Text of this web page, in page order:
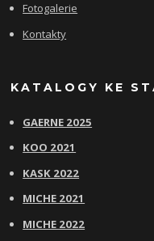
Fotogalerie
Kontakty
KATALOGY KE
GAERNE 2025
KOO 2021
KASK 2022
MICHE 2021
MICHE 2022